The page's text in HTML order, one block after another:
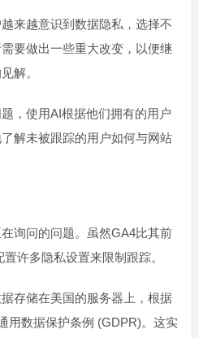
来越意识到数据隐私，选择不
要做出一些重大改变，以便继
解。
，使用AI根据他们拥有的用户
解未被跟踪的用户如何与网站
询问的问题。虽然GA4比其前
许多隐私设置来限制跟踪。
存储在美国的服务器上，根据
用数据保护条例 (GDPR)。这实